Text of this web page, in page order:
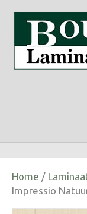
Home /
Impressio